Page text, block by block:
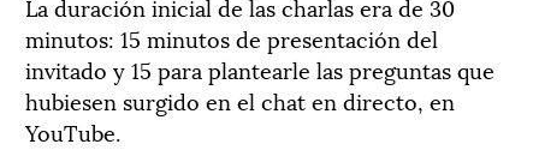
La duración inicial de las charlas era de 30
minutos: 15 minutos de presentación del
invitado y 15 para plantearle las preguntas que
hubiesen surgido en el chat en directo, en
YouTube.